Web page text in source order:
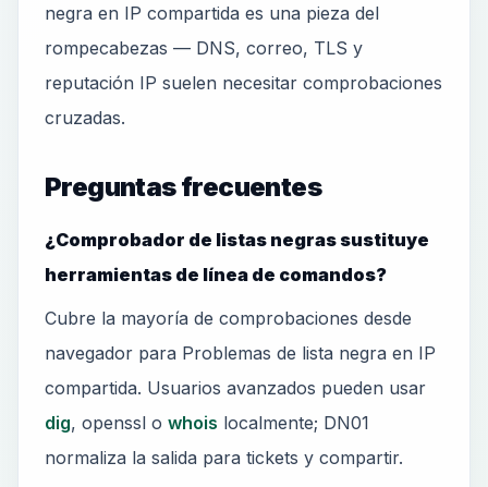
negra en IP compartida es una pieza del
rompecabezas — DNS, correo, TLS y
reputación IP suelen necesitar comprobaciones
cruzadas.
Preguntas frecuentes
¿Comprobador de listas negras sustituye
herramientas de línea de comandos?
Cubre la mayoría de comprobaciones desde
navegador para Problemas de lista negra en IP
compartida. Usuarios avanzados pueden usar
dig, openssl o whois localmente; DN01
normaliza la salida para tickets y compartir.